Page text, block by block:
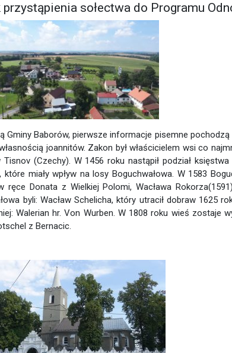
przystąpienia sołectwa do Programu
Gminy Baborów, pierwsze informacje pisemne
joannitów. Zakon był właścicielem wsi co
(Czechy). W 1456 roku nastąpił podział
miały wpływ na losy Boguchwałowa. W 1583
ręce Donata z Wielkiej Polomi, Wacława
byli: Wacław Schelicha, który utracił dobraw 1625
Walerian hr. Von Wurben. W 1808 roku wieś zostaje
z Bernacic.